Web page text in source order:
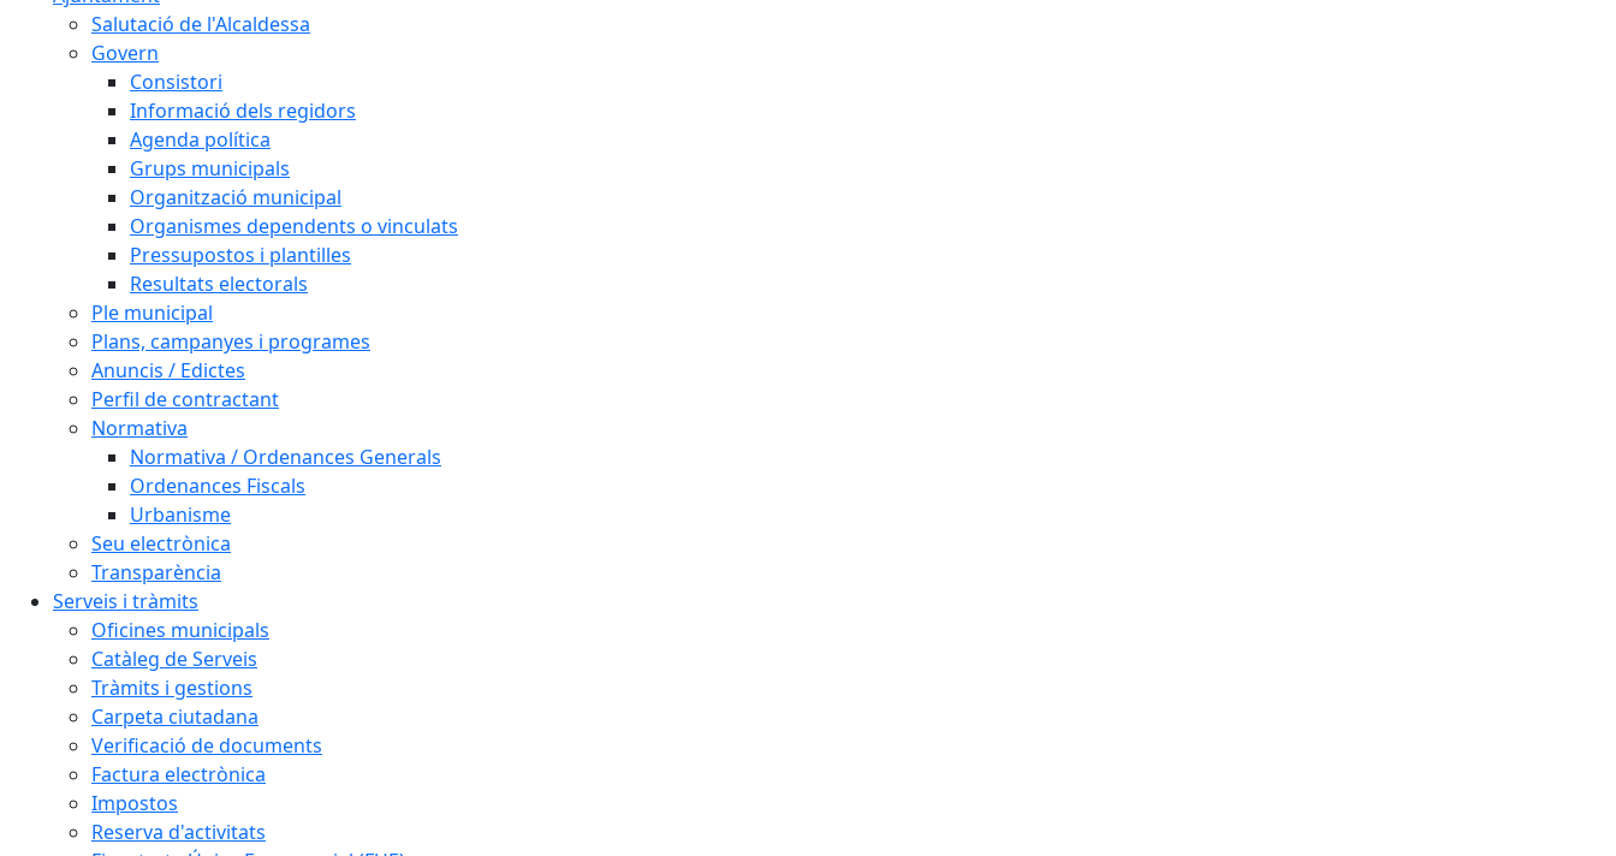
Salutació de l'Alcaldessa
Govern
Consistori
Informació dels regidors
Agenda política
Grups municipals
Organització municipal
Organismes dependents o vinculats
Pressupostos i plantilles
Resultats electorals
Ple municipal
Plans, campanyes i programes
Anuncis / Edictes
Perfil de contractant
Normativa
Normativa / Ordenances Generals
Ordenances Fiscals
Urbanisme
Seu electrònica
Transparència
Serveis i tràmits
Oficines municipals
Catàleg de Serveis
Tràmits i gestions
Carpeta ciutadana
Verificació de documents
Factura electrònica
Impostos
Reserva d'activitats